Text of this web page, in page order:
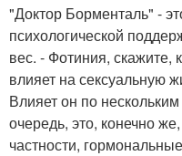
"Доктор Борменталь" -
психологической
вес. - Фотиния, скажите,
влияет на сексуальную
Влияет он по
очередь, это, конечно
частности,